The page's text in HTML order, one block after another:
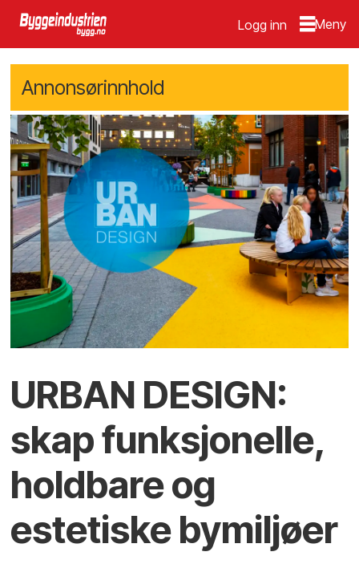
Logg inn
Annonsørinnhold
URBAN DESIGN:
skap funksjonelle,
holdbare og
estetiske bymiljøer